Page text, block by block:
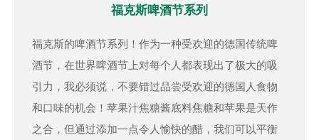
福克斯啤酒节系列
福克斯的啤酒节系列！作为一种受欢迎的德国传统啤
酒节，在世界啤酒节上对每个人都表现出了极大的吸
引力，我必须说，不要错过品尝受欢迎的德国人食物
和口味的机会！苹果汁焦糖酱底料焦糖和苹果是天作
之合，但通过添加一点令人愉快的醋，我们可以平衡